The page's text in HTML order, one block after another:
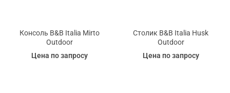
Консоль B&B Italia Mirto
Outdoor
Цена по запросу
Столик B&B Italia Husk
Outdoor
Цена по запросу